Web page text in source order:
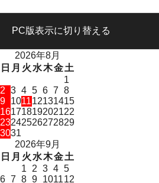
PC版表示に切り替える
2026年8月
日 月 火水木金土
1
2 3 4 5 6 7 8
9 101112131415
16171819202122
23242526272829
3031
2026年9月
日 月 火水木金土
1 2 3 4 5
6 7 8 9 101112